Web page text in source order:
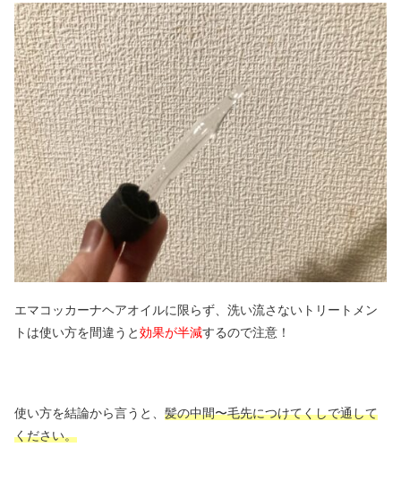
エマコッカーナヘアオイルに限らず、洗い流さないトリートメン
トは使い方を間違うと効果が半減するので注意！
使い方を結論から言うと、 髪の中間〜毛先につけてくしで通して
ください。